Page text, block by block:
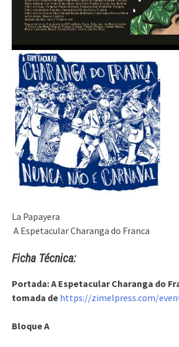
La
A Espetacular Charanga do Franca
Ficha Técnica:
Portada: A Espetacular Charanga do
tomada de https://zimelpress.com/
Bloque A